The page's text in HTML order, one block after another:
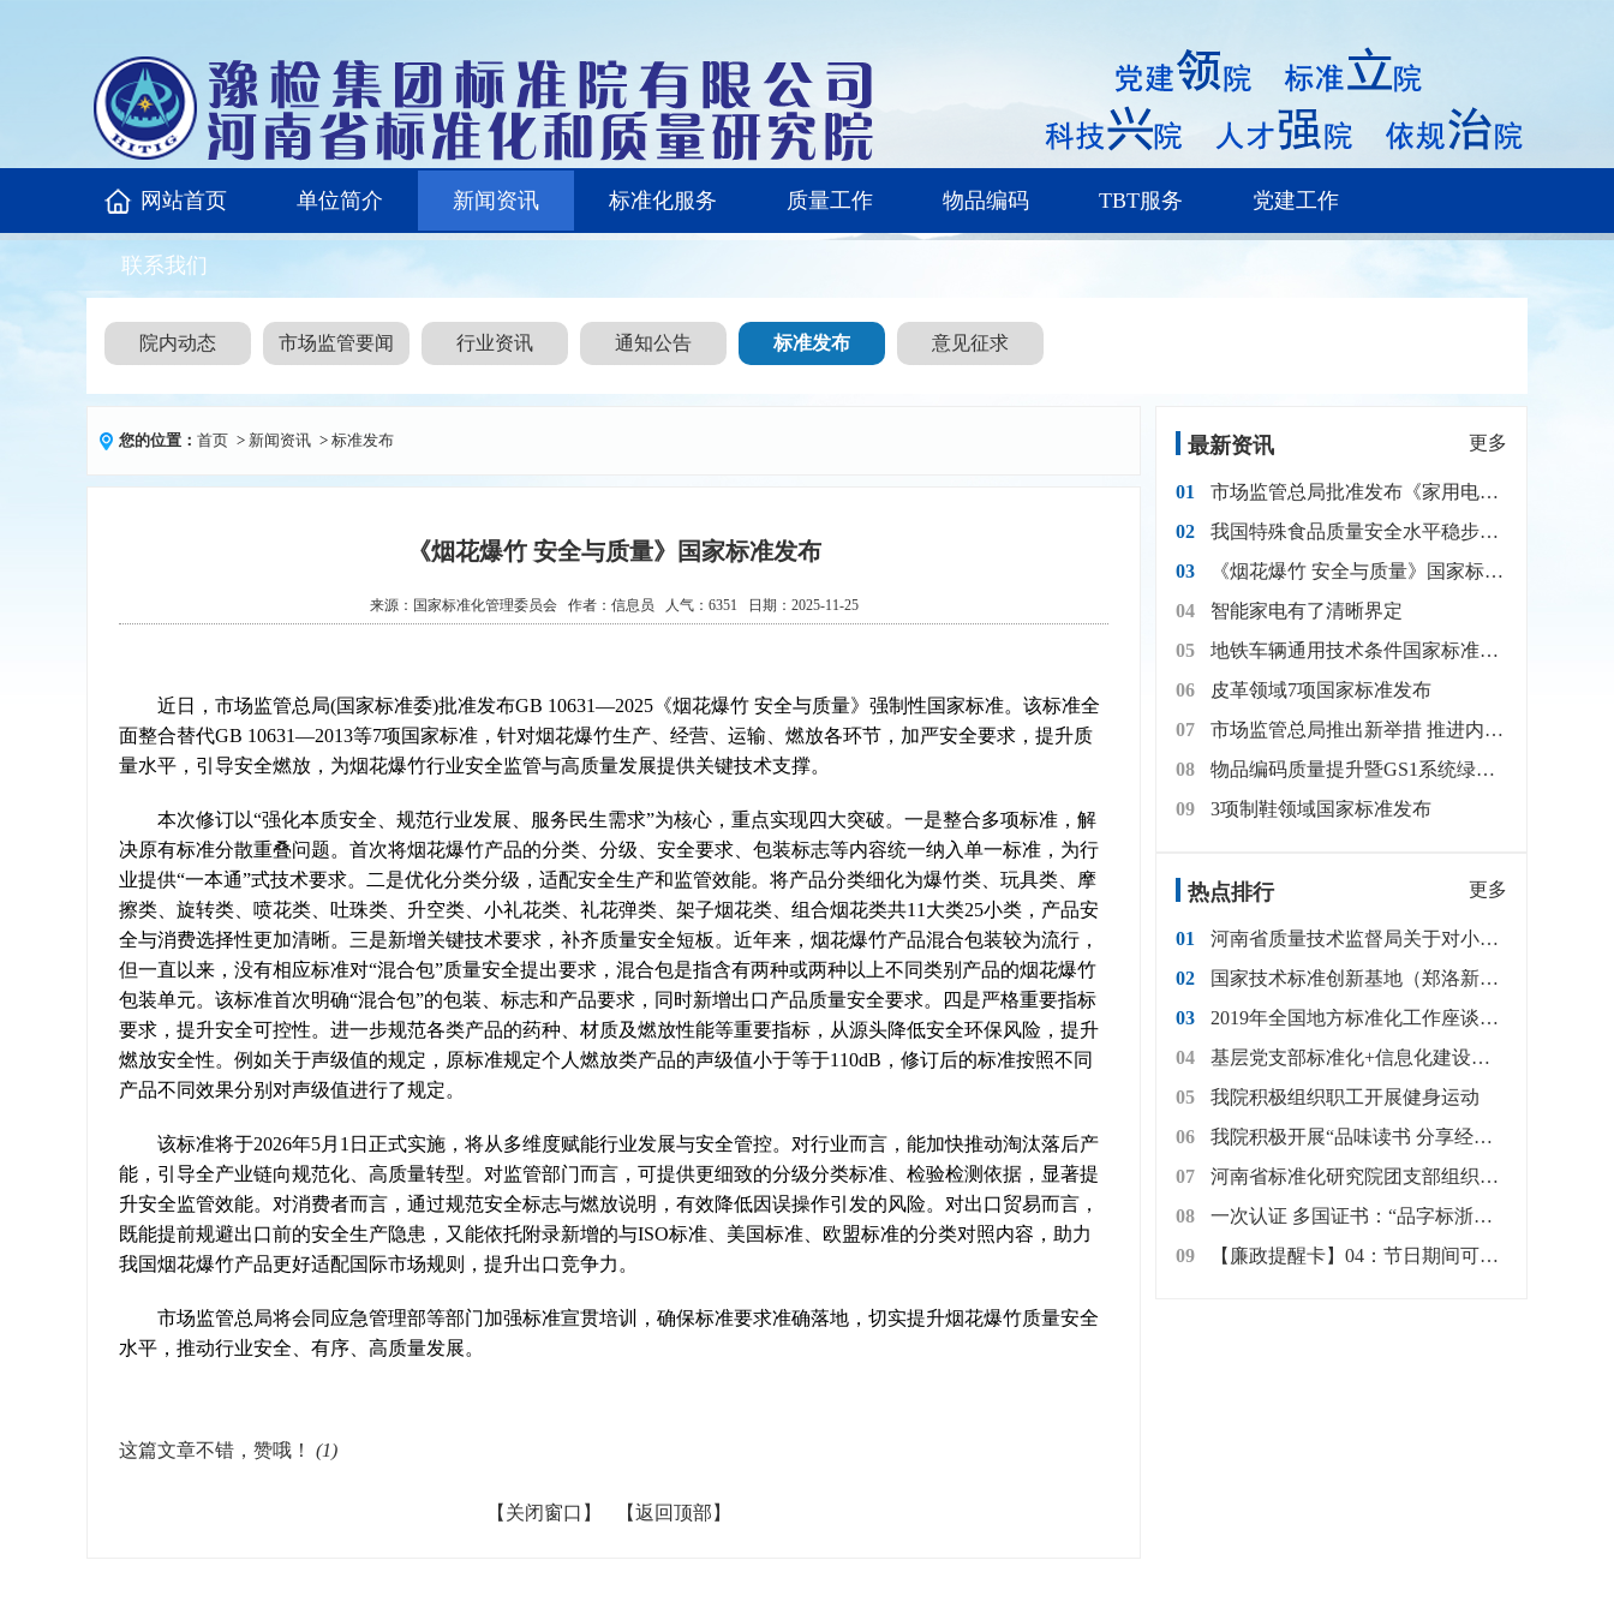
网站首页 单位简介 新闻资讯 标准化服务 质量工作 物品编码 TBT服务 党建工作
联系我们
院内动态 市场监管要闻 行业资讯 通知公告 标准发布 意见征求
您的位置： 首页 > 新闻资讯 > 标准发布
《烟花爆竹 安全与质量》国家标准发布
来源： 国家标准化管理委员会 作者： 信息员 人气： 6351 日期：2025-11-25
近日，市场监管总局(国家标准委)批准发布GB 10631—2025《烟花爆竹 安全与质量》强制性国家标准。该标准全
面整合替代GB 10631—2013等7项国家标准，针对烟花爆竹生产、经营、运输、燃放各环节，加严安全要求，提升质
量水平，引导安全燃放，为烟花爆竹行业安全监管与高质量发展提供关键技术支撑。
本次修订以“强化本质安全、规范行业发展、服务民生需求”为核心，重点实现四大突破。一是整合多项标准，解
决原有标准分散重叠问题。首次将烟花爆竹产品的分类、分级、安全要求、包装标志等内容统一纳入单一标准，为行
业提供“一本通”式技术要求。二是优化分类分级，适配安全生产和监管效能。将产品分类细化为爆竹类、玩具类、摩
擦类、旋转类、喷花类、吐珠类、升空类、小礼花类、礼花弹类、架子烟花类、组合烟花类共11大类25小类，产品安
全与消费选择性更加清晰。三是新增关键技术要求，补齐质量安全短板。近年来，烟花爆竹产品混合包装较为流行，
但一直以来，没有相应标准对“混合包”质量安全提出要求，混合包是指含有两种或两种以上不同类别产品的烟花爆竹
包装单元。该标准首次明确“混合包”的包装、标志和产品要求，同时新增出口产品质量安全要求。四是严格重要指标
要求，提升安全可控性。进一步规范各类产品的药种、材质及燃放性能等重要指标，从源头降低安全环保风险，提升
燃放安全性。例如关于声级值的规定，原标准规定个人燃放类产品的声级值小于等于110dB，修订后的标准按照不同
产品不同效果分别对声级值进行了规定。
该标准将于2026年5月1日正式实施，将从多维度赋能行业发展与安全管控。对行业而言，能加快推动淘汰落后产
能，引导全产业链向规范化、高质量转型。对监管部门而言，可提供更细致的分级分类标准、检验检测依据，显著提
升安全监管效能。对消费者而言，通过规范安全标志与燃放说明，有效降低因误操作引发的风险。对出口贸易而言，
既能提前规避出口前的安全生产隐患，又能依托附录新增的与ISO标准、美国标准、欧盟标准的分类对照内容，助力
我国烟花爆竹产品更好适配国际市场规则，提升出口竞争力。
市场监管总局将会同应急管理部等部门加强标准宣贯培训，确保标准要求准确落地，切实提升烟花爆竹质量安全
水平，推动行业安全、有序、高质量发展。
这篇文章不错，赞哦！ (1)
【关闭窗口】 【返回顶部】
最新资讯 更多
01
市场监管总局批准发布《家用电器产品再生材料使用规范》国家标准
02
我国特殊食品质量安全水平稳步提升
03
《烟花爆竹 安全与质量》国家标准发布
04
智能家电有了清晰界定
05
地铁车辆通用技术条件国家标准发布
06
皮革领域7项国家标准发布
07
市场监管总局推出新举措 推进内外贸产品“同线同标同质”
08
物品编码质量提升暨GS1系统绿色城配应用专题培训在平顶山成功举办
09
3项制鞋领域国家标准发布
热点排行 更多
01
河南省质量技术监督局关于对小麦等18种主导农产品标准体系（2017年修订）征求意见的通知
02
国家技术标准创新基地（郑洛新）启动仪式在郑州举行
03
2019年全国地方标准化工作座谈会在郑州召开
04
基层党支部标准化+信息化建设简明工作手册
05
我院积极组织职工开展健身运动
06
我院积极开展“品味读书 分享经典”读书交流活动
07
河南省标准化研究院团支部组织开展“爱心粥屋”献爱心志愿服务活动
08
一次认证 多国证书：“品字标浙江制造”走向“一带一路”
09
【廉政提醒卡】04：节日期间可以用公款购买礼品进行慰问吗?